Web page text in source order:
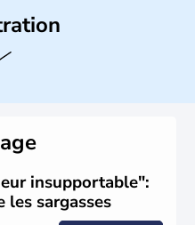
et le Belize, le Mexique
insupportable":
les sargasses